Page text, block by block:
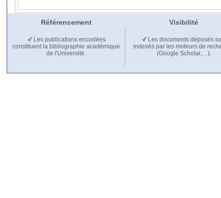
Référencement Visibilité
Les publications encodées
constituent la bibliographie académique
de l'Université.
Les documents déposés
indexés par les moteurs de
(Google Scholar,…).